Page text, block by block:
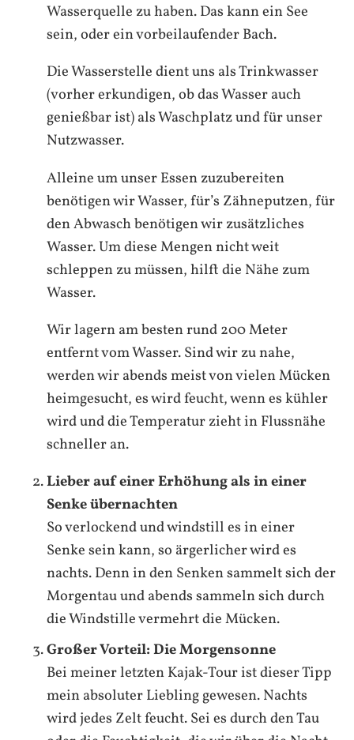
Wasserquelle zu haben. Das kann ein See
sein, oder ein vorbeilaufender Bach.
Die Wasserstelle dient uns als Trinkwasser
(vorher erkundigen, ob das Wasser auch
genießbar ist) als Waschplatz und für unser
Nutzwasser.
Alleine um unser Essen zuzubereiten
benötigen wir Wasser, für’s Zähneputzen, für
den Abwasch benötigen wir zusätzliches
Wasser. Um diese Mengen nicht weit
schleppen zu müssen, hilft die Nähe zum
Wasser.
Wir lagern am besten rund 200 Meter
entfernt vom Wasser. Sind wir zu nahe,
werden wir abends meist von vielen Mücken
heimgesucht, es wird feucht, wenn es kühler
wird und die Temperatur zieht in Flussnähe
schneller an.
Lieber auf einer Erhöhung als in einer
Senke übernachten
So verlockend und windstill es in einer
Senke sein kann, so ärgerlicher wird es
nachts. Denn in den Senken sammelt sich der
Morgentau und abends sammeln sich durch
die Windstille vermehrt die Mücken.
Großer Vorteil: Die Morgensonne
Bei meiner letzten Kajak-Tour ist dieser Tipp
mein absoluter Liebling gewesen. Nachts
wird jedes Zelt feucht. Sei es durch den Tau